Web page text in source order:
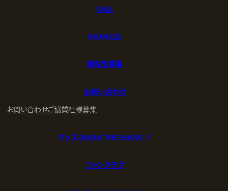
Q&A
NOAHとは
練習生募集
お問い合わせ
お問い合わせご協賛社様募集
グッズ (NOAH THE SHOP) ↗︎
ファンクラブ